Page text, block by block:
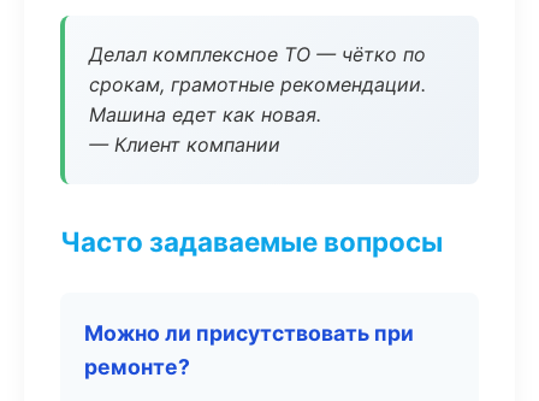
Делал комплексное ТО — чётко по
срокам, грамотные рекомендации.
Машина едет как новая.
— Клиент компании
Часто задаваемые вопросы
Можно ли присутствовать при
ремонте?